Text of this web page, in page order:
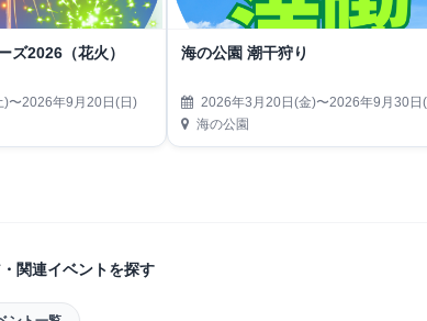
ズ2026（花火）
〜2026年9月20日(日)
海の公園 潮干狩り
2026年3月20日(金)〜2026年9月30日
海の公園
関連イベントを探す